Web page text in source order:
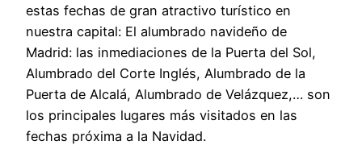
estas fechas de gran atractivo turístico en
nuestra capital: El alumbrado navideño de
Madrid: las inmediaciones de la Puerta del Sol,
Alumbrado del Corte Inglés, Alumbrado de la
Puerta de Alcalá, Alumbrado de Velázquez,… son
los principales lugares más visitados en las
fechas próxima a la Navidad.